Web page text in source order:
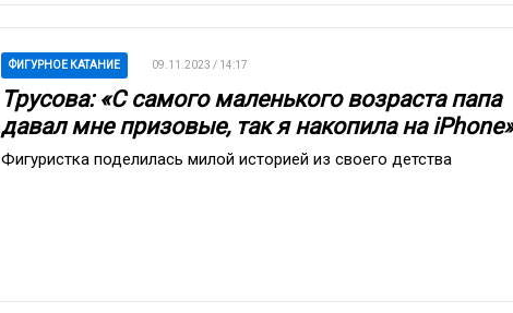
ФИГУРНОЕ КАТАНИЕ 09.11.2023 / 14:17
Трусова: «С самого маленького возраста папа
давал мне призовые, так я накопила на iPhone»
Фигуристка поделилась милой историей из своего детства